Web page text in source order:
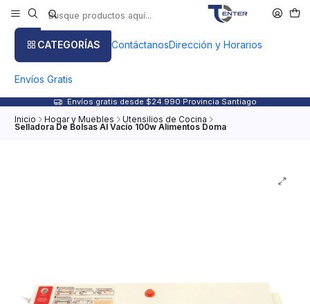
CATEGORÍAS ContáctanosDirección y Horarios
Envíos Gratis
Envíos gratis desde $24.990 Provincia Santiago
Inicio Hogar y Muebles Utensilios de Cocina
Selladora De Bolsas Al Vacío 100w Alimentos Doma